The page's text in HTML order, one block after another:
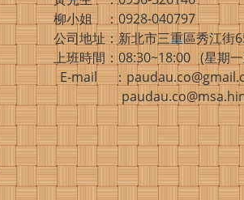
柳小姐 ：0928-040797
公司地址：新北市三重區秀江街
上班時間：08:30~18:00 (星期
E-mail ：